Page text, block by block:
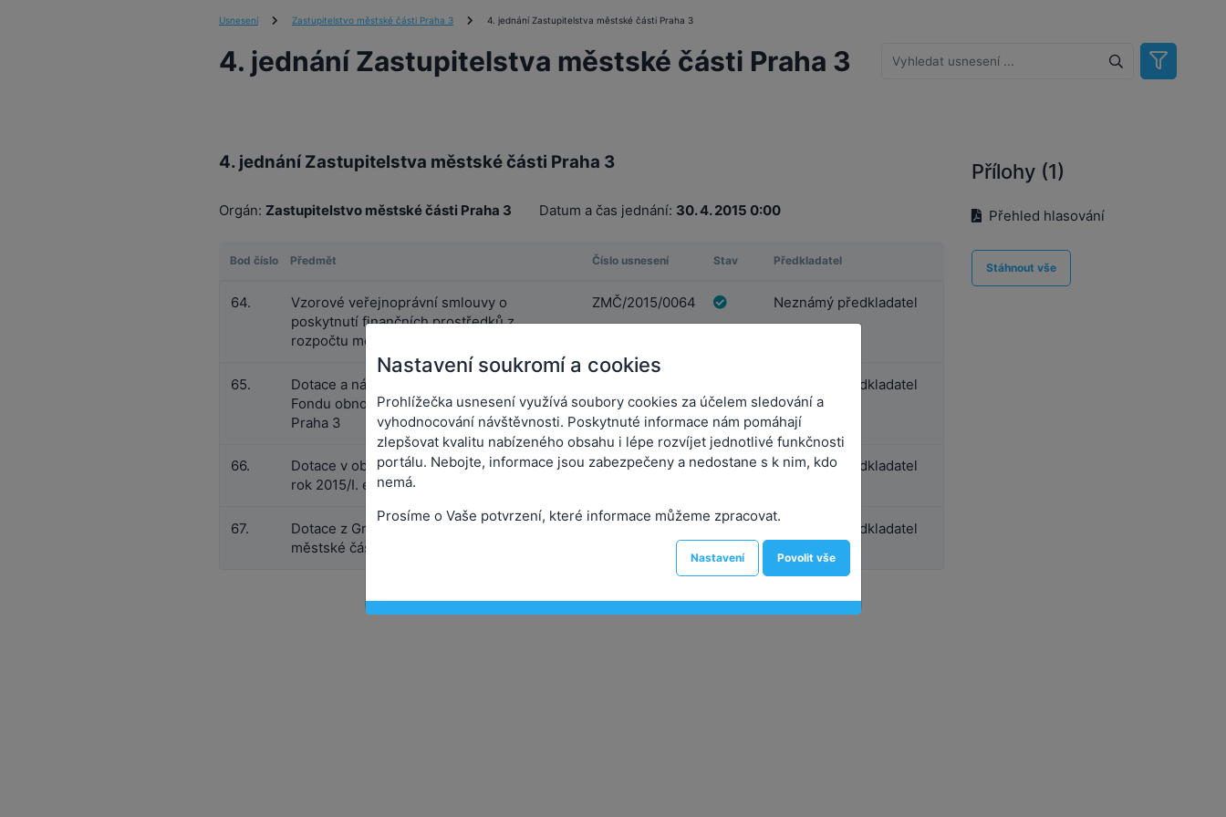
Usnesení Zastupitelstvo městské části Praha 3 4. jednání Zastupitelstva městské části Praha 3
4. jednání Zastupitelstva městské části Praha 3
4. jednání Zastupitelstva městské části Praha 3
Orgán: Zastupitelstvo městské části Praha 3 Datum a čas jednání: 30. 4. 2015 0:00
Bod číslo Předmět Číslo usnesení Stav Předkladatel
64.
Vzorové veřejnoprávní smlouvy o
poskytnutí finančních prostředků z
rozpočtu městské části
ZMČ/2015/0064 Neznámý předkladatel
65.
Dotace a návratné finanční výpomoci z
Fondu obnovy a rozvoje městské části
Praha 3
Neznámý předkladatel
66.
Dotace v oblasti tělovýchovy a sportu pro
rok 2015/I. etapa
ZMČ/2015/0066 Neznámý předkladatel
67.
Dotace z Grantového a podpůrného fondu
městské části Praha 3
Neznámý předkladatel
Přílohy (1)
Přehled hlasování
Stáhnout vše
Nastavení soukromí a cookies
Prohlížečka usnesení využívá soubory cookies za účelem sledování a
vyhodnocování návštěvnosti. Poskytnuté informace nám pomáhají
zlepšovat kvalitu nabízeného obsahu i lépe rozvíjet jednotlivé funkčnosti
portálu. Nebojte, informace jsou zabezpečeny a nedostane s k nim, kdo
nemá.
Prosíme o Vaše potvrzení, které informace můžeme zpracovat.
Nastavení Povolit vše